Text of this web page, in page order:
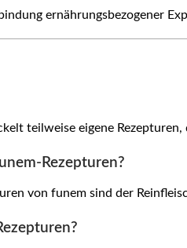
ernährungsbezogener
teilweise eigene
Rezepturen?
von funem sind der